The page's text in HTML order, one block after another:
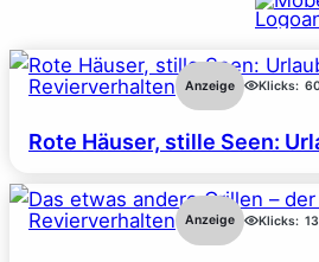
Revierverhalten Anzeige Klicks:
Rote Häuser, stille Seen:
Revierverhalten Anzeige Klicks: